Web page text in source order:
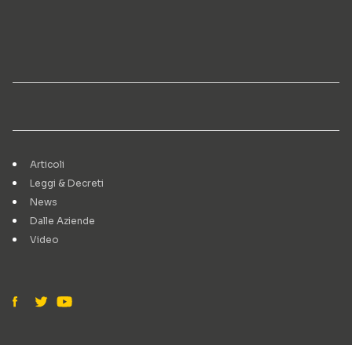
Articoli
Leggi & Decreti
News
Dalle Aziende
Video